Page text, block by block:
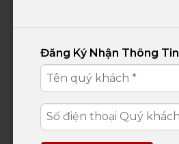
Đăng Ký Nhận Thông Tin